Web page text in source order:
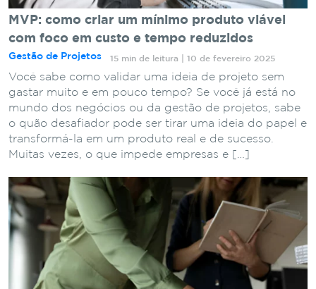
MVP: como criar um mínimo produto viável
com foco em custo e tempo reduzidos
Gestão de Projetos 15 min de leitura | 10 de fevereiro 2025
Você sabe como validar uma ideia de projeto sem
gastar muito e em pouco tempo? Se você já está no
mundo dos negócios ou da gestão de projetos, sabe
o quão desafiador pode ser tirar uma ideia do papel e
transformá-la em um produto real e de sucesso.
Muitas vezes, o que impede empresas e […]